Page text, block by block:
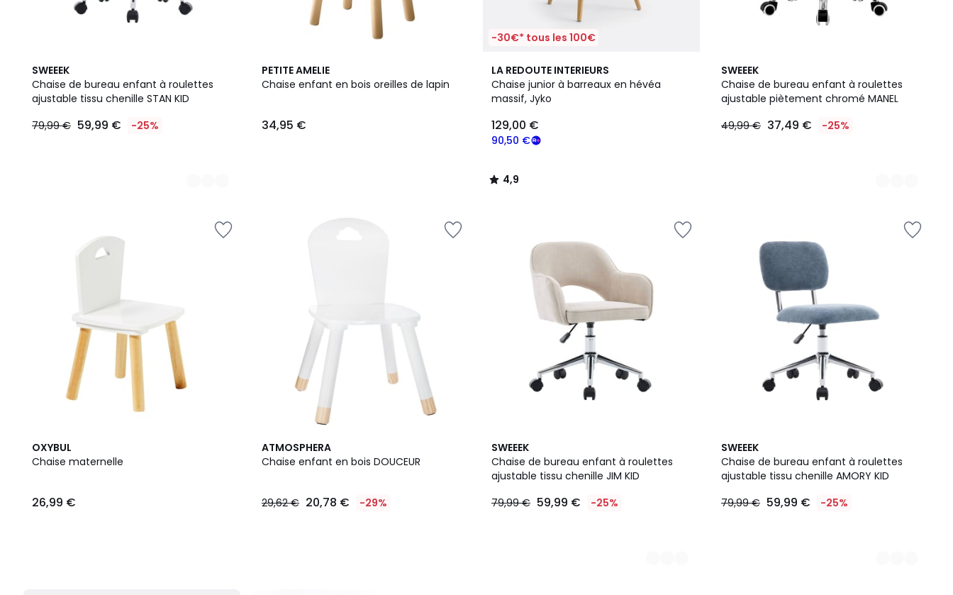
SWEEEK
Chaise de bureau enfant à roulettes
ajustable tissu chenille STAN KID
€
appliquée.
79,99 € 59,99 € -25%
2
Couleurs
PETITE AMELIE
Chaise enfant en bois oreilles de lapin
34,95 €
-30€* tous les 100€
LA REDOUTE INTERIEURS
Chaise junior à barreaux en hévéa
massif, Jyko
90,50 €
129,00 €
4,9
/ 5
4,9
/
SWEEEK
Chaise de bureau enfant à roulettes
ajustable piètement chromé MANEL
49,99 € 37,49 € -25%
5
Couleurs
OXYBUL
Chaise maternelle
26,99 €
ATMOSPHERA
Chaise enfant en bois DOUCEUR
29,62 € 20,78 € -29%
SWEEEK
Chaise de bureau enfant à roulettes
ajustable tissu chenille JIM KID
79,99 € 59,99 € -25%
2
Couleurs
SWEEEK
Chaise de bureau enfant à roulettes
ajustable tissu chenille AMORY KID
79,99 € 59,99 € -25%
3
Couleurs